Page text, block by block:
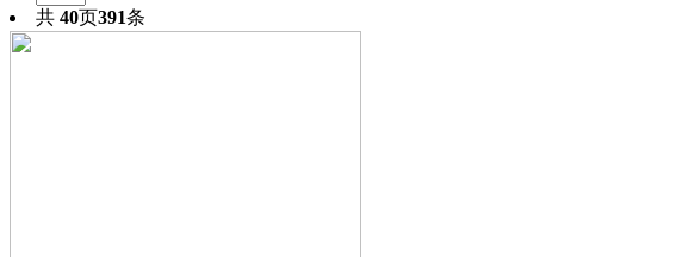
共 40页391条